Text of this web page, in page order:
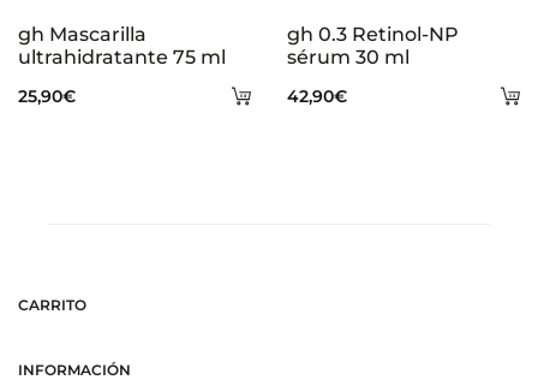
Añadir
gh Mascarilla
ultrahidratante 75 ml
25,90€
gh 0.3 Retinol-NP
sérum 30 ml
42,90€
CARRITO
INFORMACIÓN